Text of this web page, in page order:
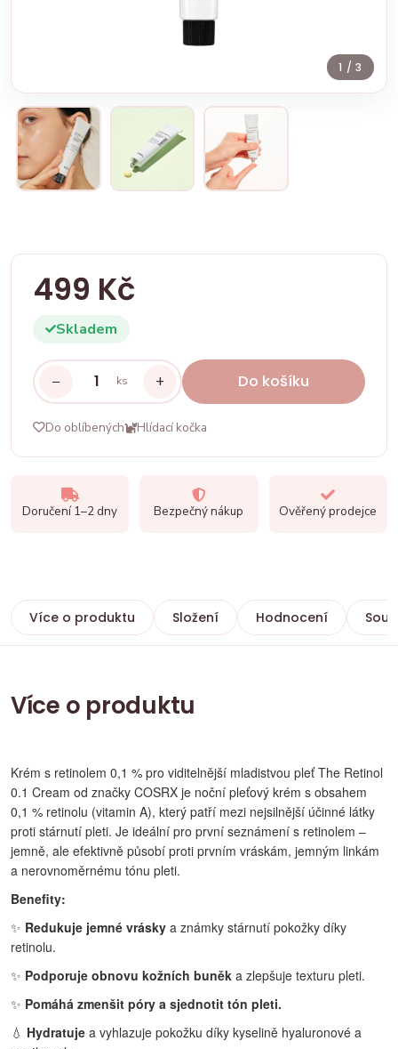
1 / 3
499 Kč
Skladem
− ks + Do košíku
Do oblíbených Hlídací kočka
Doručení 1–2 dny Bezpečný nákup Ověřený prodejce
Více o produktu Složení Hodnocení
Více o produktu
Krém s retinolem 0,1 % pro viditelnější mladistvou pleť The Retinol
0.1 Cream od značky COSRX je noční pleťový krém s obsahem
0,1 % retinolu (vitamin A), který patří mezi nejsilnější účinné látky
proti stárnutí pleti. Je ideální pro první seznámení s retinolem –
jemně, ale efektivně působí proti prvním vráskám, jemným linkám
a nerovnoměrnému tónu pleti.
Benefity:
✨ Redukuje jemné vrásky a známky stárnutí pokožky díky
retinolu.
✨ Podporuje obnovu kožních buněk a zlepšuje texturu pleti.
✨ Pomáhá zmenšit póry a sjednotit tón pleti.
💧 Hydratuje a vyhlazuje pokožku díky kyselině hyaluronové a